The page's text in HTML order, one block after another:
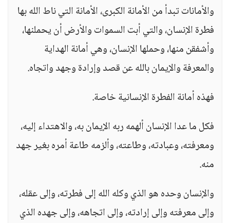
والأمانات تبدأ من الأمانة الكبرى، الأمانة التي ناط الله بها
فطرة الإنسان، والتي أبت السموات والأرض أن يحملنها،
وأشفقن منها، وحملها الإنسان، وهي أمانة الهداية
والمعرفة والإيمان بالله عن قصد وإرادة وجهد واتجاه.
فهذه أمانة الفطرة الإنسانية خاصة.
فكل ما عدا الإنسان ألهمه ربه الإيمان به، والاهتداء إليه،
ومعرفته، وعبادته، وطاعته، وألزمه طاعة أمره بغير جهد
منه.
والإنسان وحده هو الذي وكله الله إلى فطرته، وإلى عقله،
وإلى معرفته وإلى إرادته، وإلى اتجاهه، وإلى جهده الذي